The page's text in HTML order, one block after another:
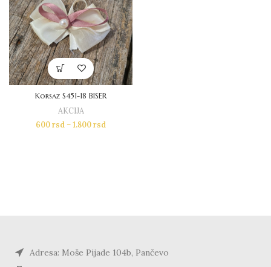
Korsaz S451-18 BISER
AKCIJA
600rsd –1.800rsd
Adresa: Moše Pijade 104b, Pančevo